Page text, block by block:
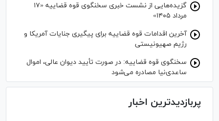
گزیده‌هایی از نشست خبری سخنگوی قوه قضاییه «۱۷
مرداد ۱۴۰۵»
آخرین اقدامات قوه قضاییه برای پیگیری جنایات آمریکا و
رژیم صهیونیستی
سخنگوی قوه قضاییه: در صورت تأیید دیوان عالی، اموال
ساعدی‌نیا مصادره می‌شود
پربازدیدترین اخبار